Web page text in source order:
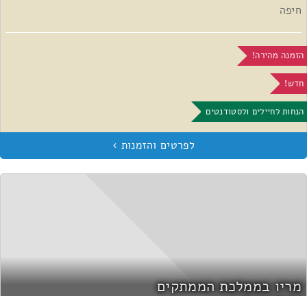
חיפה
הזמנה מהירה!
חדש!
הנחות לחיילים ולסטודנטים
מריו בממלכת הממתקים